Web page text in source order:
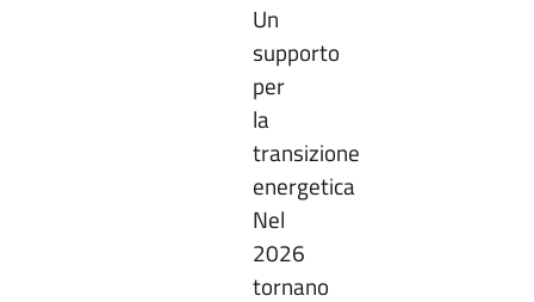
Un
supporto
per
la
transizione
energetica
Nel
2026
tornano